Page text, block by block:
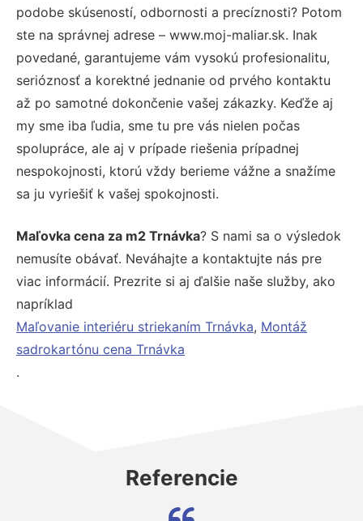
podobe skúseností, odbornosti a precíznosti? Potom
ste na správnej adrese – www.moj-maliar.sk. Inak
povedané, garantujeme vám vysokú profesionalitu,
serióznosť a korektné jednanie od prvého kontaktu
až po samotné dokončenie vašej zákazky. Keďže aj
my sme iba ľudia, sme tu pre vás nielen počas
spolupráce, ale aj v prípade riešenia prípadnej
nespokojnosti, ktorú vždy berieme vážne a snažíme
sa ju vyriešiť k vašej spokojnosti.
Maľovka cena za m2 Trnávka? S nami sa o výsledok
nemusíte obávať. Neváhajte a kontaktujte nás pre
viac informácií. Prezrite si aj ďalšie naše služby, ako
napríklad
Maľovanie interiéru striekaním Trnávka, Montáž
sadrokartónu cena Trnávka
.
Referencie